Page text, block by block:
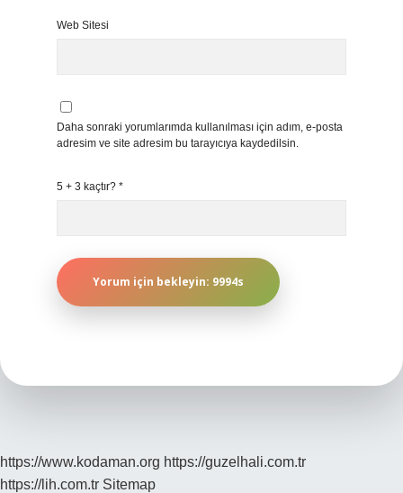
Web Sitesi
Daha sonraki yorumlarımda kullanılması için adım, e-posta
adresim ve site adresim bu tarayıcıya kaydedilsin.
5 + 3 kaçtır? *
https://www.kodaman.org https://guzelhali.com.tr
https://lih.com.tr Sitemap